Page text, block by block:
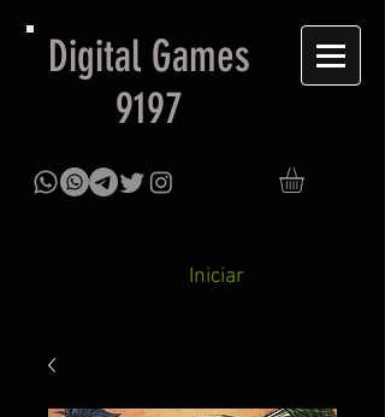
Digital Games
9197
Iniciar